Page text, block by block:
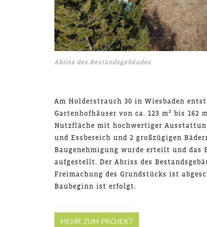
Abriss des Bestandsgebäudes
Am Holderstrauch 30 in Wiesbaden
Gartenhofhäuser von ca. 123 m² bis 162
Nutzfläche mit hochwertiger
und Essbereich und 2 großzügigen
Baugenehmigung wurde erteilt und das
aufgestellt. Der Abriss des
Freimachung des Grundstücks ist
Baubeginn ist erfolgt.
MEHR ZUM PROJEKT